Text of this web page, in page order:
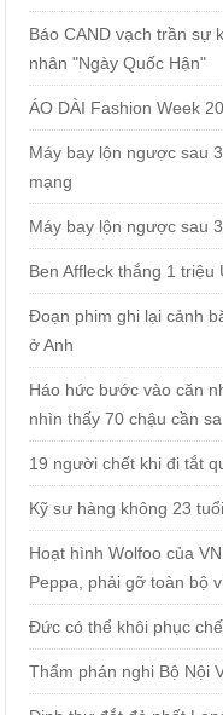
Báo CAND vạch trần sự
nhân "Ngày Quốc Hận"
ÁO DÀI Fashion Week
Máy bay lộn ngược sau
mạng
Máy bay lộn ngược sau
Ben Affleck thắng 1
Đoạn phim ghi lại cảnh
ở Anh
Háo hức bước vào căn
nhìn thấy 70 chậu cần sa
19 người chết khi đi tắt
Kỹ sư hàng không 23
Hoạt hình Wolfoo của
Peppa, phải gỡ toàn bộ
Đức có thể khôi phục
Thẩm phán nghi Bộ Nội